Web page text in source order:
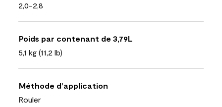
2,0-2,8
Poids par contenant de 3,79L
5,1 kg (11,2 lb)
Méthode d’application
Rouler